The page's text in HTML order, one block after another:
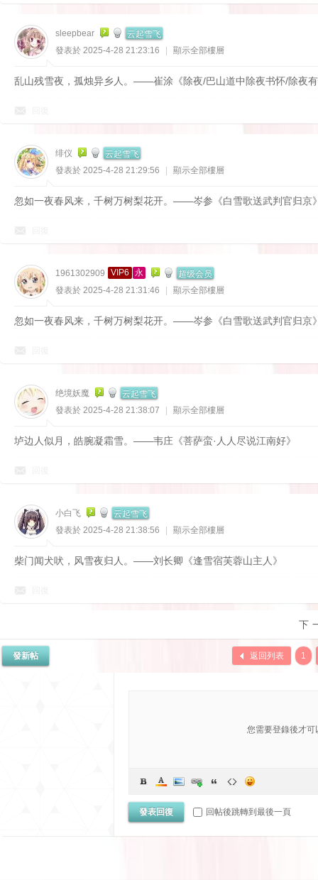
sleepbear 云起雪飞
發表於 2025-4-28 21:23:16 顯示全部樓層
乱山残雪夜，孤烛异乡人。——崔涂《除夜/巴山道中除夜书怀/除夜
绯仪 云起雪飞
發表於 2025-4-28 21:29:56 顯示全部樓層
忽如一夜春风来，千树万树梨花开。——岑参《白雪歌送武判官归京
1961302909 VIP6 永 超级会员
發表於 2025-4-28 21:31:46 顯示全部樓層
忽如一夜春风来，千树万树梨花开。——岑参《白雪歌送武判官归京
绝境妖魔 云起雪飞
發表於 2025-4-28 21:38:07 顯示全部樓層
垆边人似月，皓腕凝霜雪。——韦庄《菩萨蛮·人人尽说江南好》
小白飞 云起雪飞
發表於 2025-4-28 21:38:56 顯示全部樓層
柴门闻犬吠，风雪夜归人。——刘长卿《逢雪宿芙蓉山主人》
下
1
返回列表
發新帖
您需要登錄後才
發表回復 回帖後跳轉到最後一頁